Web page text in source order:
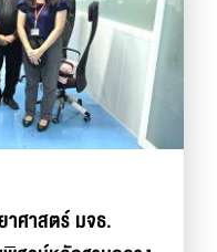
ศาสตร์ มจธ.